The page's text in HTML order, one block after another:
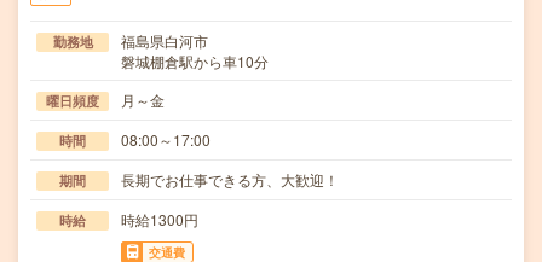
勤務地
福島県白河市
磐城棚倉駅から車10分
曜日頻度 月～金
時間 08:00～17:00
期間 長期でお仕事できる方、大歓迎！
時給 時給1300円
交通費